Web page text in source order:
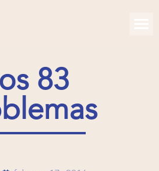
83